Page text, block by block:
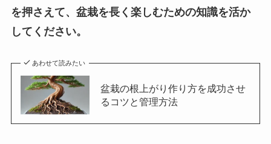
を押さえて、盆栽を長く楽しむための知識を活か
してください。
あわせて読みたい
盆栽の根上がり作り方を成功させ
るコツと管理方法